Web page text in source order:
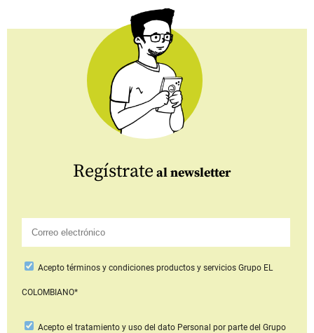
Regístrate al newsletter
Aceptotérminos y condiciones productos y serviciosGrupo EL
COLOMBIANO*
Acepto el tratamiento y uso del dato Personal por parte del Grupo